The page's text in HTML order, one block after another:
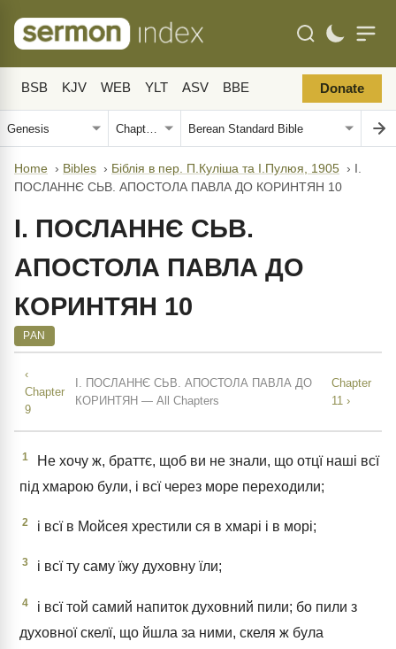
BSB KJV WEB YLT ASV BBE Donate
Home › Bibles › Біблія в пер. П.Куліша та І.Пулюя, 1905 ›
I.
ПОСЛАННЄ СЬВ. АПОСТОЛА ПАВЛА ДО КОРИНТЯН 10
I. ПОСЛАННЄ СЬВ.
АПОСТОЛА ПАВЛА ДО
КОРИНТЯН 10
PAN
‹
Chapter
9
I. ПОСЛАННЄ СЬВ. АПОСТОЛА ПАВЛА ДО
КОРИНТЯН — All Chapters
Chapter
11 ›
1
Не хочу ж, браттє, щоб ви не знали, що отцї наші всї
під хмарою були, і всї через море переходили;
2 і всї в Мойсея хрестили ся в хмарі і в морі;
3 і всї ту саму їжу духовну їли;
4
і всї той самий напиток духовний пили; бо пили з
духовної скелї, що йшла за ними, скеля ж була